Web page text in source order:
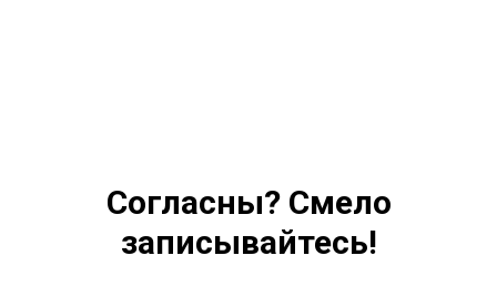
Согласны? Смело
записывайтесь!